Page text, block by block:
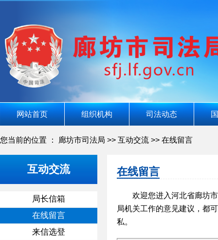
网站首页 组织机构 司法动态
您当前的位置 ： 廊坊市司法局 >> 互动交流 >> 在线留言
互动交流
局长信箱
在线留言
来信选登
在线留言
欢迎您进入河北省廊坊
局机关工作的意见建议，都
私。